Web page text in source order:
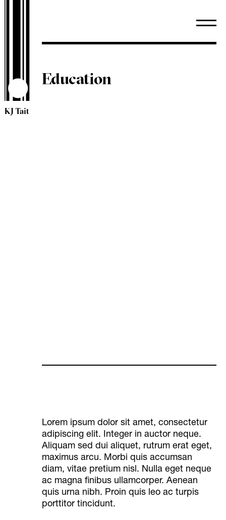
KJ Tait
Education
Lorem ipsum dolor sit amet, consectetur
adipiscing elit. Integer in auctor neque.
Aliquam sed dui aliquet, rutrum erat eget,
maximus arcu. Morbi quis accumsan
diam, vitae pretium nisl. Nulla eget neque
ac magna finibus ullamcorper. Aenean
quis urna nibh. Proin quis leo ac turpis
porttitor tincidunt.